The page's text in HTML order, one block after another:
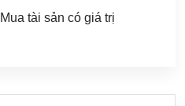
Mua tài sản có giá trị